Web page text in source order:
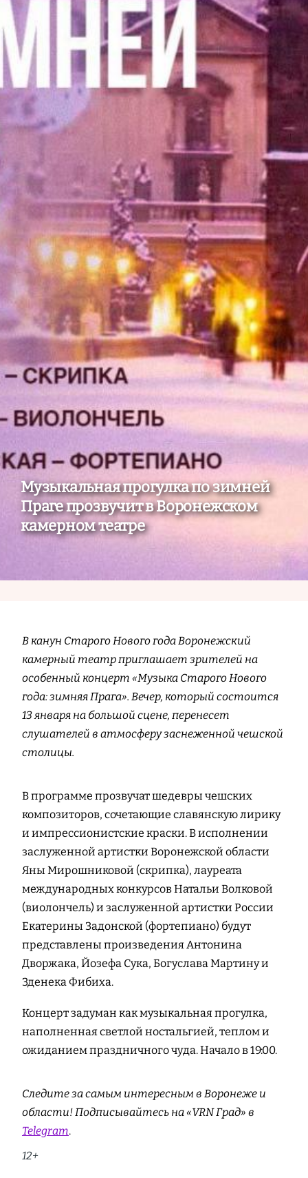
Музыкальная прогулка по зимней
Праге прозвучит в Воронежском
камерном театре
В канун Старого Нового года Воронежский
камерный театр приглашает зрителей на
особенный концерт «Музыка Старого Нового
года: зимняя Прага». Вечер, который состоится
13 января на большой сцене, перенесет
слушателей в атмосферу заснеженной чешской
столицы.
В программе прозвучат шедевры чешских
композиторов, сочетающие славянскую лирику
и импрессионистские краски. В исполнении
заслуженной артистки Воронежской области
Яны Мирошниковой (скрипка), лауреата
международных конкурсов Натальи Волковой
(виолончель) и заслуженной артистки России
Екатерины Задонской (фортепиано) будут
представлены произведения Антонина
Дворжака, Йозефа Сука, Богуслава Мартину и
Зденека Фибиха.
Концерт задуман как музыкальная прогулка,
наполненная светлой ностальгией, теплом и
ожиданием праздничного чуда. Начало в 19:00.
Следите за самым интересным в Воронеже и
области! Подписывайтесь на «VRN Град» в
Telegram.
12+